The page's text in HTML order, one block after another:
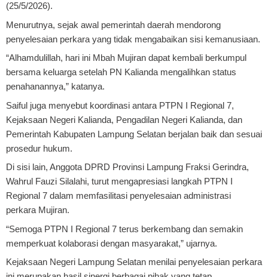
(25/5/2026).
Menurutnya, sejak awal pemerintah daerah mendorong
penyelesaian perkara yang tidak mengabaikan sisi kemanusiaan.
“Alhamdulillah, hari ini Mbah Mujiran dapat kembali berkumpul
bersama keluarga setelah PN Kalianda mengalihkan status
penahanannya,” katanya.
Saiful juga menyebut koordinasi antara PTPN I Regional 7,
Kejaksaan Negeri Kalianda, Pengadilan Negeri Kalianda, dan
Pemerintah Kabupaten Lampung Selatan berjalan baik dan sesuai
prosedur hukum.
Di sisi lain, Anggota DPRD Provinsi Lampung Fraksi Gerindra,
Wahrul Fauzi Silalahi, turut mengapresiasi langkah PTPN I
Regional 7 dalam memfasilitasi penyelesaian administrasi
perkara Mujiran.
“Semoga PTPN I Regional 7 terus berkembang dan semakin
memperkuat kolaborasi dengan masyarakat,” ujarnya.
Kejaksaan Negeri Lampung Selatan menilai penyelesaian perkara